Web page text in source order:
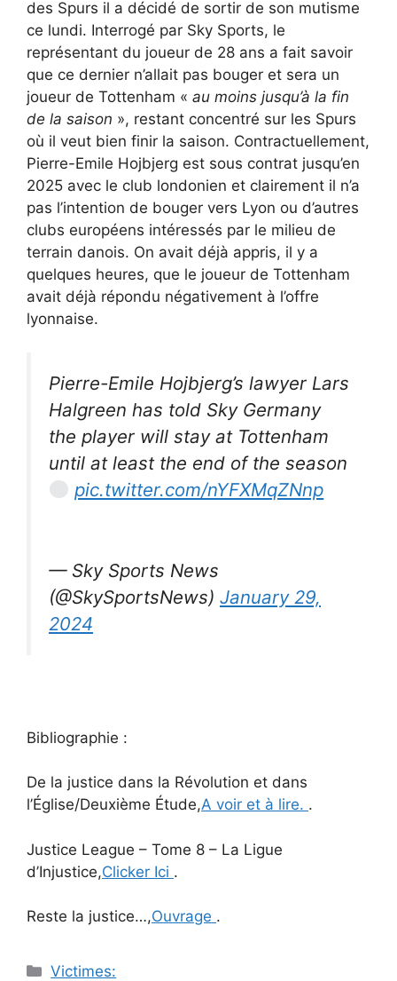
des Spurs il a décidé de sortir de son mutisme
ce lundi. Interrogé par Sky Sports, le
représentant du joueur de 28 ans a fait savoir
que ce dernier n’allait pas bouger et sera un
joueur de Tottenham « au moins jusqu’à la fin
de la saison », restant concentré sur les Spurs
où il veut bien finir la saison. Contractuellement,
Pierre-Emile Hojbjerg est sous contrat jusqu’en
2025 avec le club londonien et clairement il n’a
pas l’intention de bouger vers Lyon ou d’autres
clubs européens intéressés par le milieu de
terrain danois. On avait déjà appris, il y a
quelques heures, que le joueur de Tottenham
avait déjà répondu négativement à l’offre
lyonnaise.
Pierre-Emile Hojbjerg’s lawyer Lars
Halgreen has told Sky Germany
the player will stay at Tottenham
until at least the end of the season
pic.twitter.com/nYFXMqZNnp
— Sky Sports News
(@SkySportsNews) January 29,
2024
Bibliographie :
De la justice dans la Révolution et dans
l’Église/Deuxième Étude,A voir et à lire. .
Justice League – Tome 8 – La Ligue
d’Injustice,Clicker Ici .
Reste la justice…,Ouvrage .
Catégories
Victimes: